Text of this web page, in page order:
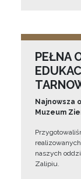
PEŁNA
Najnowsza
Muzeum
naszych
Zalipiu.